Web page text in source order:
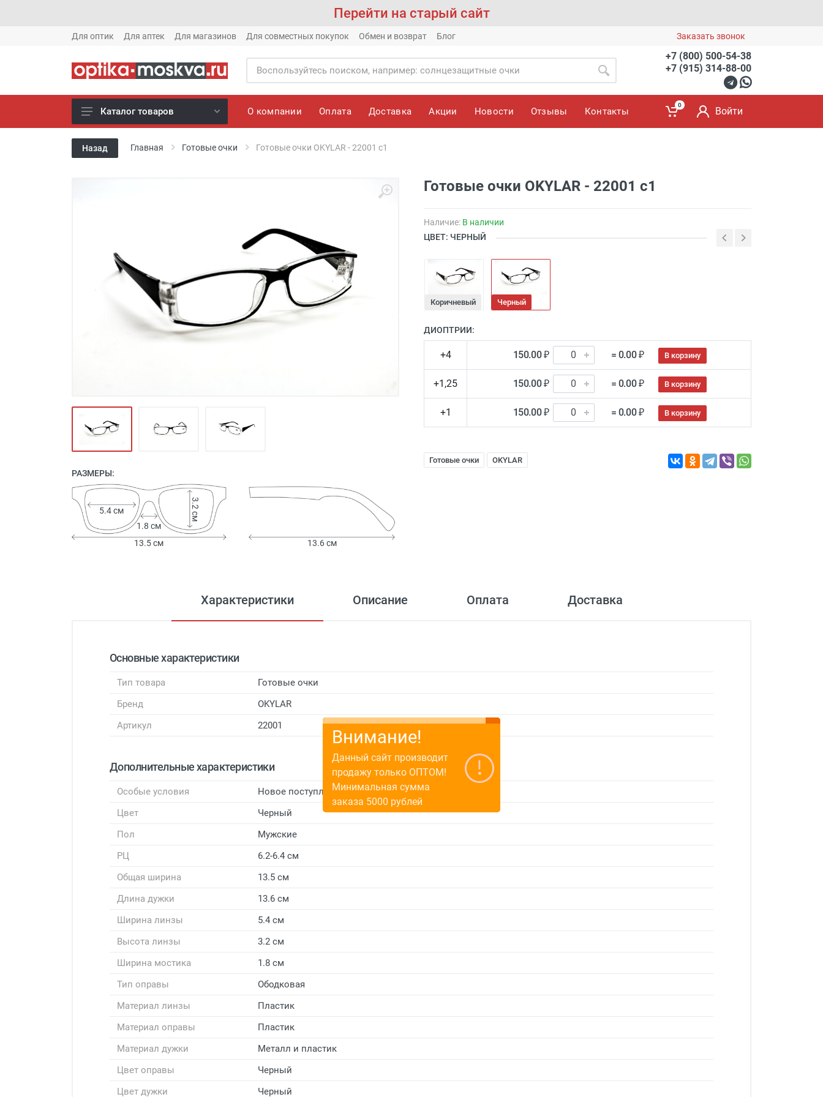
Перейти на старый сайт
Для оптик Для аптек Для магазинов Для совместных покупок Обмен и возврат Блог Заказать звонок
+7 (800) 500-54-38
+7 (915) 314-88-00
Новое готовые очки (1621)
Новое солнце (1613)
Известные бренды (212)
Футляры и мешки (1412)
Красота и здоровье (353)
Атрибуты для оптики (59)
Аксессуары (239)
Каталог товаров О компании Оплата Доставка Акции Новости Отзывы Контакты
0
Войти
Назад Главная Готовые очки Готовые очки OKYLAR - 22001 с1
РАЗМЕРЫ:
1.8 см
5.4 см 3.2 см
13.5 см 13.6 см
Готовые очки OKYLAR - 22001 с1
Наличие: В наличии
ЦВЕТ: ЧЕРНЫЙ
Коричневый Черный
ДИОПТРИИ:
+4 150.00 ₽ = 0.00 ₽ В корзину
+1,25 150.00 ₽ = 0.00 ₽ В корзину
+1 150.00 ₽ = 0.00 ₽ В корзину
Готовые очки OKYLAR
Характеристики Описание Оплата Доставка
Основные характеристики
Тип товара
Готовые очки
Бренд
OKYLAR
Артикул
22001
Дополнительные характеристики
Особые условия
Новое поступление
Цвет
Черный
Пол
Мужские
РЦ
6.2-6.4 см
Общая ширина
13.5 см
Длина дужки
13.6 см
Ширина линзы
5.4 см
Высота линзы
3.2 см
Ширина мостика
1.8 см
Тип оправы
Ободковая
Материал линзы
Пластик
Материал оправы
Пластик
Материал дужки
Металл и пластик
Цвет оправы
Черный
Цвет дужки
Черный
Внимание!
Данный сайт производит
продажу только ОПТОМ!
Минимальная сумма
заказа 5000 рублей